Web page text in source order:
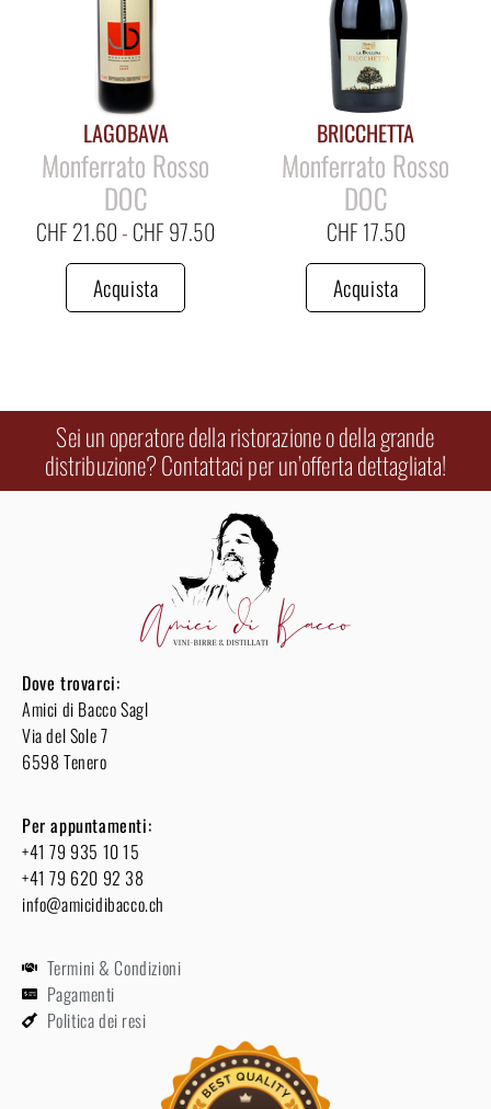
LAGOBAVA
Monferrato Rosso
DOC
CHF 21.60- CHF 97.50
Acquista
BRICCHETTA
Monferrato Rosso
DOC
CHF 17.50
Acquista
Sei un operatore della ristorazione o della grande
distribuzione? Contattaci per un’offerta dettagliata!
Dove trovarci:
Amici di Bacco Sagl
Via del Sole 7
6598 Tenero
Per appuntamenti:
+41 79 935 10 15
+41 79 620 92 38
info@amicidibacco.ch
Termini & Condizioni
Pagamenti
Politica dei resi